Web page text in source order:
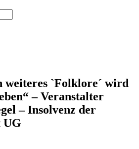
weiteres `Folklore´ wird
– Veranstalter
– Insolvenz der
UG